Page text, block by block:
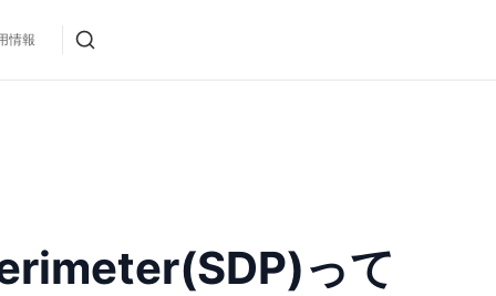
情報
って